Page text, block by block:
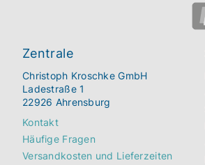
Zentrale
Christoph Kroschke GmbH
Ladestraße 1
22926 Ahrensburg
Kontakt
Häufige Fragen
Versandkosten und Lieferzeiten